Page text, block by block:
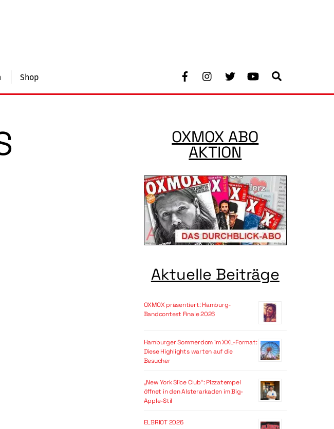
Facebook Youtube
Shop
OXMOX ABO
AKTION
Aktuelle Beiträge
OXMOX präsentiert: Hamburg-
Bandcontest Finale 2026
Hamburger Sommerdom im XXL-Format:
Diese Highlights warten auf die
Besucher
„New York Slice Club“: Pizzatempel
öffnet in den Alsterarkaden im Big-
Apple-Stil
ELBRIOT 2026